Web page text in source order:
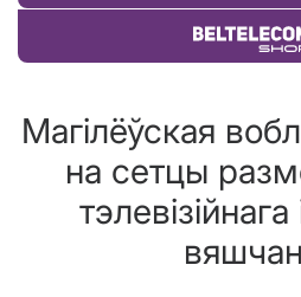
Купіць
Магілёўская
на сетцы
тэлевізійнага